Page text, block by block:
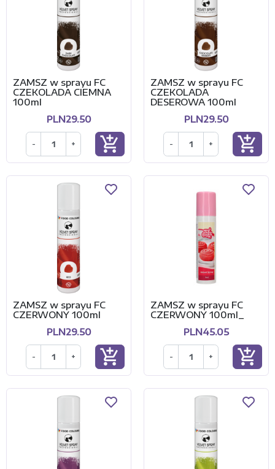
ZAMSZ w sprayu FC
CZEKOLADA CIEMNA
100ml
PLN29.50
- + add_shopping_cart
ZAMSZ w sprayu FC
CZEKOLADA
DESEROWA 100ml
PLN29.50
- + add_shopping_cart
ZAMSZ w sprayu FC
CZERWONY 100ml
PLN29.50
- + add_shopping_cart
ZAMSZ w sprayu FC
CZERWONY 100ml_
PLN45.05
- + add_shopping_cart